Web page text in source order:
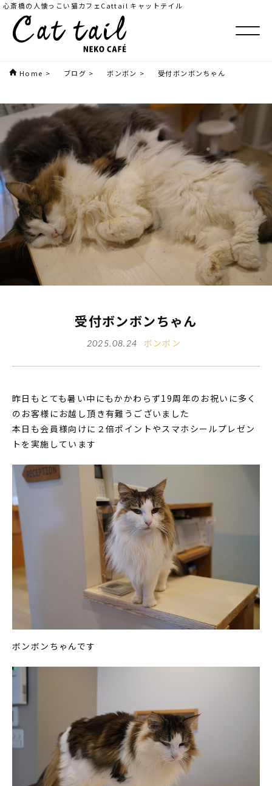
心斎橋の人懐っこい猫カフェCattail キャットテイル
Home > ブログ > ボンボン > 受付ボンボンちゃん
受付ボンボンちゃん
2025.08.24 ボンボン
昨日もとても暑い中にもかかわらず19周年のお祝いに多く
のお客様にお越し頂き有難うございました
本日も会員様向けに２倍ポイントやスマホシールプレゼン
トを実施しています
ボンボンちゃんです